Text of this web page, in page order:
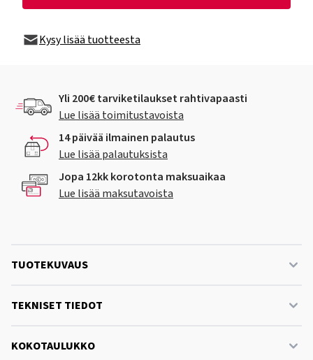
Kysy lisää tuotteesta
Yli 200€ tarviketilaukset rahtivapaasti
Lue lisää toimitustavoista
14 päivää ilmainen palautus
Lue lisää palautuksista
Jopa 12kk korotonta maksuaikaa
Lue lisää maksutavoista
TUOTEKUVAUS
TEKNISET TIEDOT
KOKOTAULUKKO